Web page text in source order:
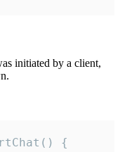
initiated by a client,
{